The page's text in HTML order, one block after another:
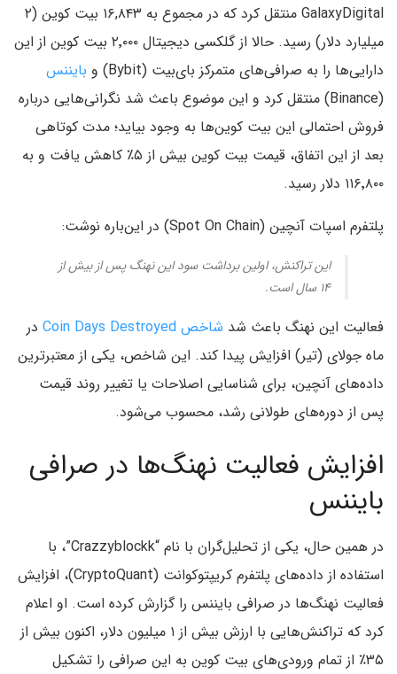
GalaxyDigital منتقل کرد که در مجموع به ۱۶,۸۴۳ بیت کوین (۲
میلیارد دلار) رسید. حالا از گلکسی دیجیتال ۲٬۰۰۰ بیت‌ کوین از این
دارایی‌ها را به صرافی‌های متمرکز بای‌بیت (Bybit) و
بایننس
(Binance) منتقل کرد و این موضوع باعث شد نگرانی‌هایی درباره
فروش احتمالی این بیت‌ کوین‌ها به وجود بیاید؛ مدت کوتاهی
بعد از این اتفاق، قیمت بیت‌ کوین بیش از ۵٪ کاهش یافت و به
۱۱۶٬۸۰۰ دلار رسید.
پلتفرم اسپات آنچین (Spot On Chain) در این‌باره نوشت:
این تراکنش، اولین برداشت سود این نهنگ پس از بیش از
۱۴ سال است.
فعالیت این نهنگ باعث شد شاخص Coin Days Destroyed
در
ماه جولای (تیر) افزایش پیدا کند. این شاخص، یکی از معتبرترین
داده‌های آنچین، برای شناسایی اصلاحات یا تغییر روند قیمت
پس از دوره‌های طولانی رشد، محسوب می‌شود.
افزایش فعالیت نهنگ‌ها در صرافی
بایننس
در همین حال، یکی از تحلیل‌گران با نام “Crazzyblockk”، با
استفاده از داده‌های پلتفرم کریپتوکوانت (CryptoQuant)، افزایش
فعالیت نهنگ‌ها در صرافی بایننس را گزارش کرده است. او اعلام
کرد که تراکنش‌هایی با ارزش بیش از ۱ میلیون دلار، اکنون بیش از
۳۵٪ از تمام ورودی‌های بیت‌ کوین به این صرافی را تشکیل